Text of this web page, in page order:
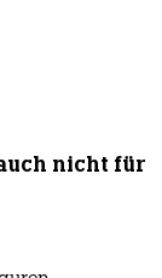
nicht für